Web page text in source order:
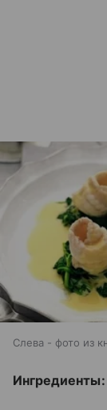
Слева - фото из
Ингредиенты: